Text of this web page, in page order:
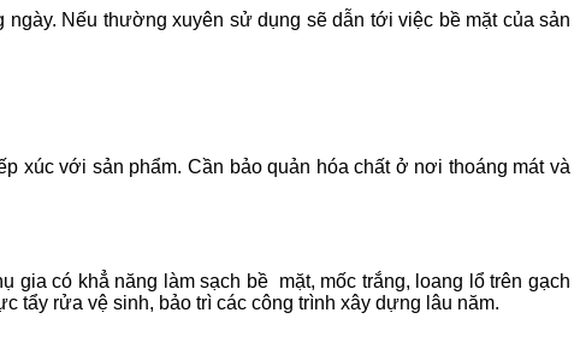
Nếu thường xuyên sử dụng sẽ dẫn tới việc bề mặt của sản
xúc với sản phẩm. Cần bảo quản hóa chất ở nơi thoáng mát và
gia có khẳ năng làm sạch bề mặt, mốc trắng, loang lổ trên gạch
tẩy rửa vệ sinh, bảo trì các công trình xây dựng lâu năm.